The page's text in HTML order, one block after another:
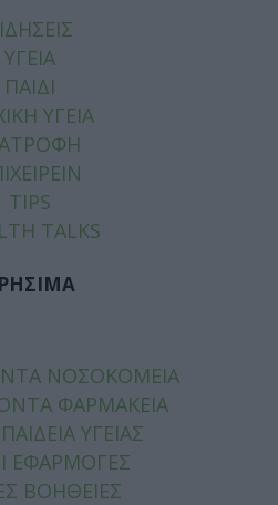
ΥΓΕΙΑ
ΠΑΙΔΙ
ΥΓΕΙΑ
TIPS
TALKS
ΝΟΣΟΚΟΜΕΙΑ
ΦΑΡΜΑΚΕΙΑ
ΥΓΕΙΑΣ
ΕΦΑΡΜΟΓΕΣ
ΒΟΗΘΕΙΕΣ